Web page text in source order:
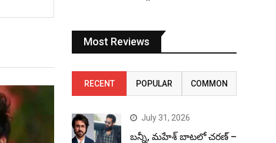
Most Reviews
RECENT POPULAR COMMON
July 31, 2026
బన్నీ, మహేశ్ బాటలో చరణ్ –